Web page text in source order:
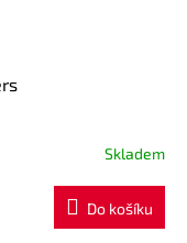
Skladem
Do košíku